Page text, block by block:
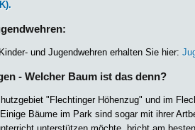
und Jugendwehren erhalten Sie hier:
- Welcher Baum ist das denn?
"Flechtinger Höhenzug" und im
Bäume im Park sind sogar mit ihrer